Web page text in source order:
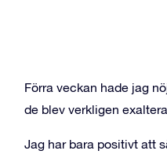
Förra veckan hade jag
de blev verkligen
Jag har bara positivt att